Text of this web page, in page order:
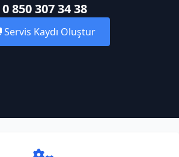
0 850 307 34 38
Servis Kaydı Oluştur